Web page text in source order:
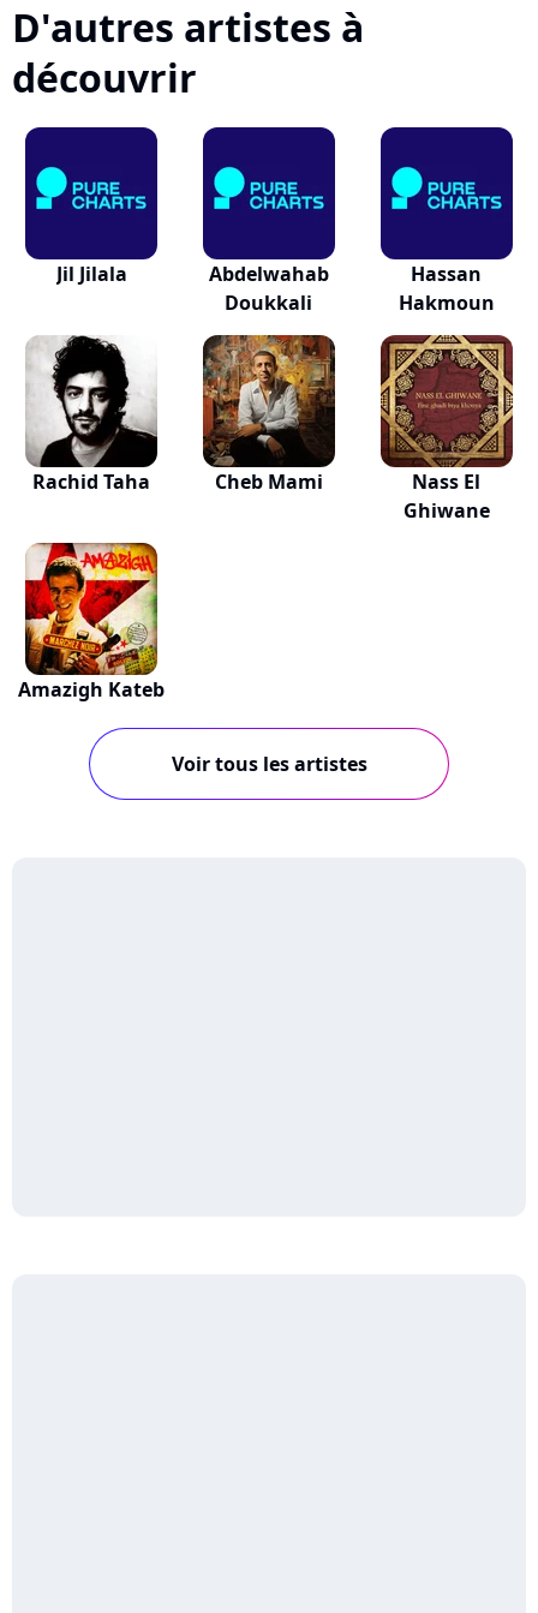
D'autres artistes à
découvrir
Jil Jilala
Abdelwahab
Doukkali
Hassan
Hakmoun
Rachid Taha Cheb Mami
Nass El
Ghiwane
Amazigh Kateb
Voir tous les artistes